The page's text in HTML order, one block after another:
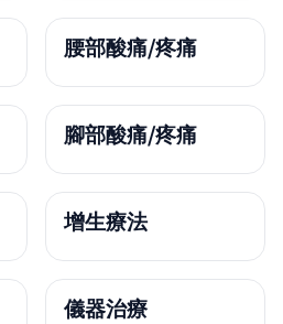
腰部酸痛/疼痛
腳部酸痛/疼痛
增生療法
儀器治療